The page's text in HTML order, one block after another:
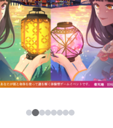
1234567